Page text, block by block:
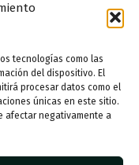
tecnologías como las
del dispositivo. El
procesar datos como el
únicas en este sitio.
afectar negativamente a